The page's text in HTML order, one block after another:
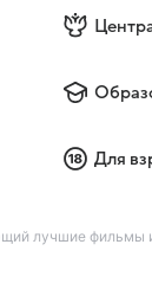
Для
лучшие фильмы